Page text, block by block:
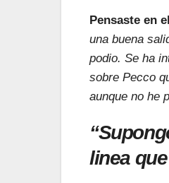
Pensaste en
una buena
podio. Se ha
sobre Pecco
aunque no he
linea